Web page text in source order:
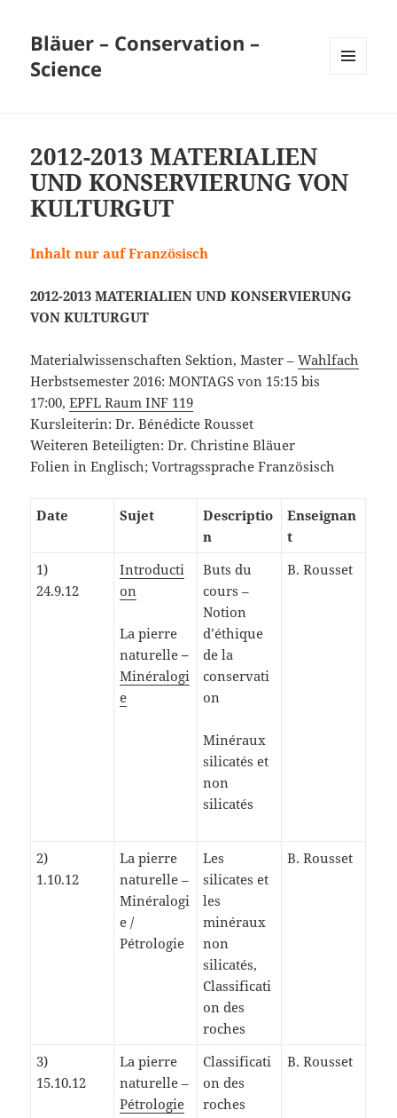
Bläuer – Conservation –
Science
2012-2013 MATERIALIEN
UND KONSERVIERUNG VON
KULTURGUT
Inhalt nur auf Französisch
2012-2013 MATERIALIEN UND KONSERVIERUNG
VON KULTURGUT
Materialwissenschaften Sektion, Master –Wahlfach
Herbstsemester 2016: MONTAGS von 15:15 bis
17:00,EPFL Raum INF 119
Kursleiterin: Dr. Bénédicte Rousset
Weiteren Beteiligten: Dr. Christine Bläuer
Folien in Englisch; Vortragssprache Französisch
Date Sujet
Descriptio
n
Enseignan
t
1)
24.9.12
Introducti
on
La pierre
naturelle –
Minéralogi
e
Buts du
cours –
Notion
d’éthique
de la
conservati
on
Minéraux
silicatés et
non
silicatés
B. Rousset
2)
1.10.12
La pierre
naturelle –
Minéralogi
e /
Pétrologie
Les
silicates et
les
minéraux
non
silicatés,
Classificati
on des
roches
B. Rousset
3)
15.10.12
La pierre
naturelle –
Pétrologie
Classificati
on des
roches
B. Rousset